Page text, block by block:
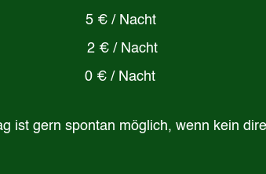
5 € / Nacht
€ / Nacht
0 € / Nacht
ist gern spontan möglich, wenn kein